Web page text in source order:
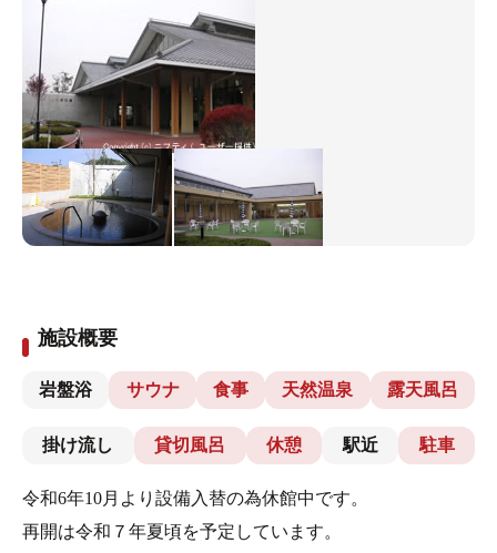
施設概要
岩盤浴 サウナ 食事 天然温泉 露天風呂
掛け流し 貸切風呂 休憩 駅近 駐車
令和6年10月より設備入替の為休館中です。
再開は令和７年夏頃を予定しています。